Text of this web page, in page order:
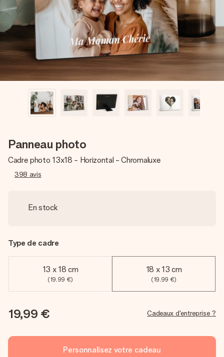
Créez quelque chose d’unique en quelques étapes – avec
son prénom, votre photo ou un message qui touche le cœur.
Sans complications, juste tout l’amour pour le moment idéal.
Panneau photo
Cadre photo 13x18 - Horizontal - Chromaluxe
398 avis
En stock
Type de cadre
13 x 18 cm
(19,99 €)
18 x 13 cm
(19,99 €)
19,99 € Cadeaux d'entreprise ?
Personnalisez votre cadeau